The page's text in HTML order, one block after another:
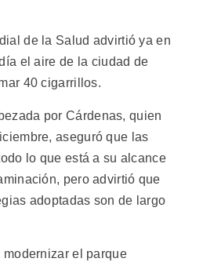
de la Salud advirtió ya en
el aire de la ciudad de
40 cigarrillos.
por Cárdenas, quien
aseguró que las
lo que está a su alcance
pero advirtió que
adoptadas son de largo
el parque